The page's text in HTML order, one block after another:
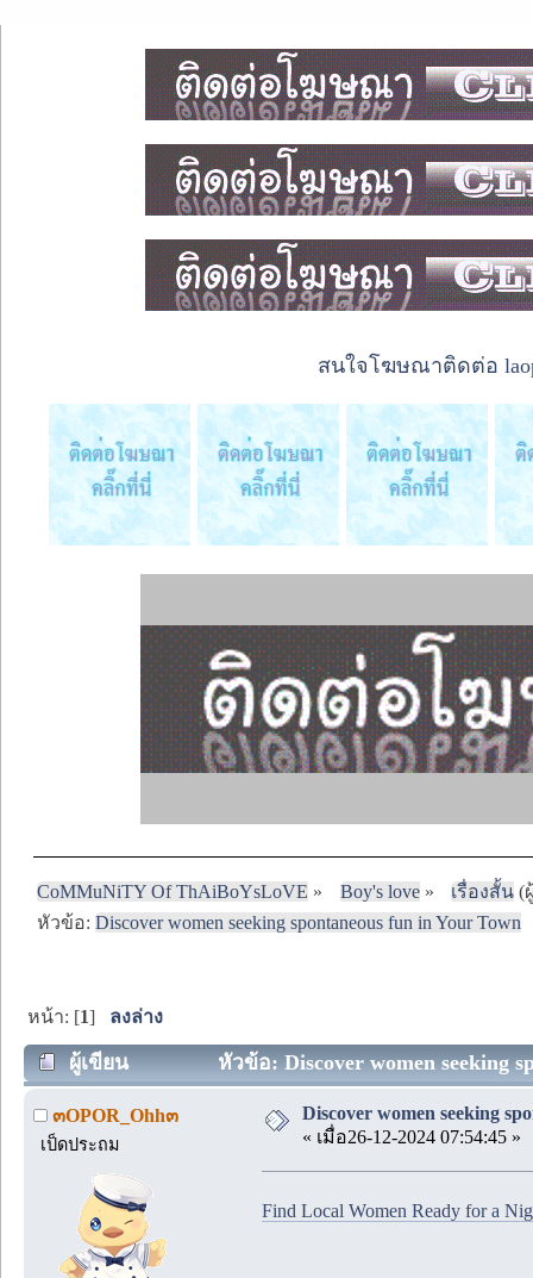
สนใจโฆษณาติดต่อ
CoMMuNiTY Of ThAiBoYsLoVE » Boy's love» เรื่องสั้น(
หัวข้อ:Discover women seeking spontaneous fun in Your Town
หน้า: [1] ลงล่าง
ผู้เขียน หัวข้อ: Discover women seeking
๓OPOR_Ohh๓
เป็ดประถม
Discover women seeking
« เมื่อ26-12-2024 07:54:45 »
Find Local Women Ready for a